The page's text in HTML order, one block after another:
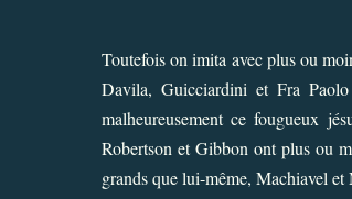
Toutefois on imita avec plus ou
Davila, Guicciardini et Fra
malheureusement ce fougueux
Robertson et Gibbon ont plus ou
grands que lui-même, Machiavel et